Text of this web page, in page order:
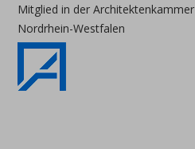
Mitglied in der Architektenkammer
Nordrhein-Westfalen